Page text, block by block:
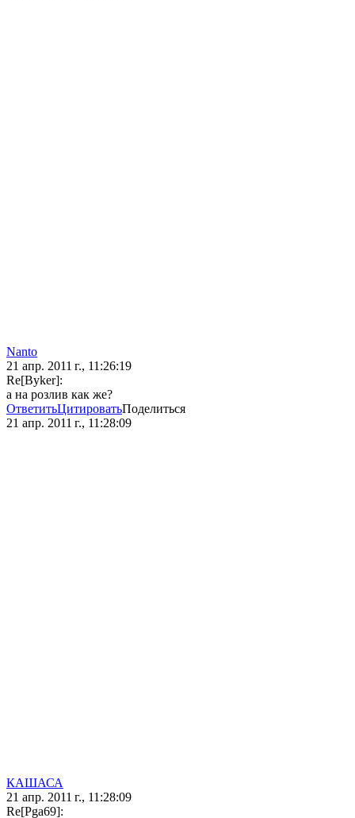
Nanto
21 апр. 2011 г., 11:26:19
Re[Byker]:
а на розлив как же?
ОтветитьЦитироватьПоделиться
21 апр. 2011 г., 11:28:09
КАШАСА
21 апр. 2011 г., 11:28:09
Re[Pga69]: